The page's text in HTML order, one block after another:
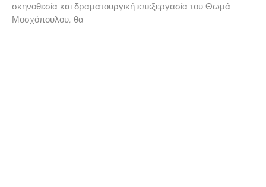
σκηνοθεσία και δραματουργική επεξεργασία του Θωμά
Μοσχόπουλου, θα